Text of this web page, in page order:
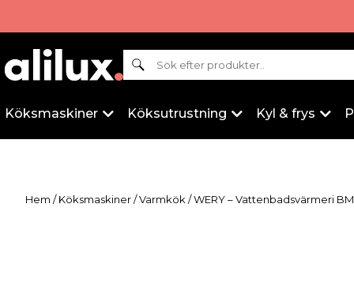
Sök
Köksmaskiner Köksutrustning Kyl & frys
Hem /Köksmaskiner/Varmkök / WERY – Vattenbadsvärmeri